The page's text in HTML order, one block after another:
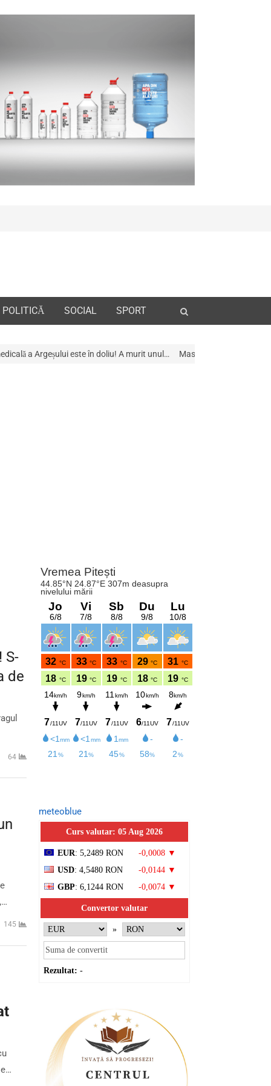
POLITICĂ SOCIAL SPORT
search
este în doliu! A murit unul… Mascații au descins la Galeria de Artã din
S-
de
64
145
meteoblue
Curs valutar: 05 Aug 2026
EUR: 5,2489 RON
-0,0008 ▼
USD: 4,5480 RON
-0,0144 ▼
GBP: 6,1244 RON -0,0074 ▼
Convertor valutar
»
Rezultat: -